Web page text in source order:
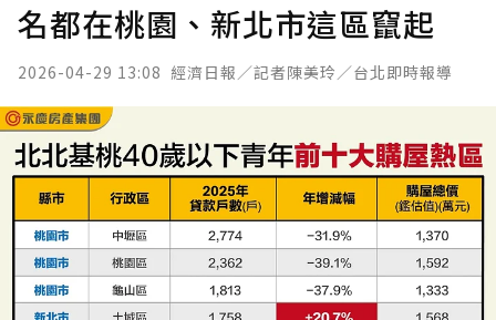
名都在桃園、新北市這區竄起
2026-04-29 13:08 經濟日報／記者陳美玲／台北即時報導